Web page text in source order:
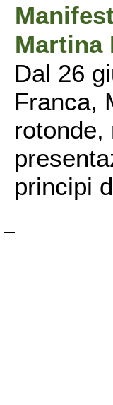
Martina
Dal 26
Franca,
rotonde,
principi